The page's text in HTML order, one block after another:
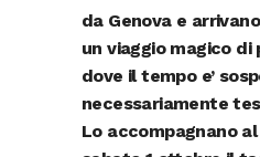
da Genova e
un viaggio magico di
dove il tempo e’
necessariamente
Lo accompagnano